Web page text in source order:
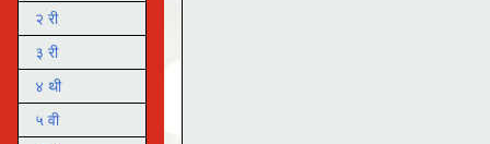
२ री
३ री
४ थी
५ वी